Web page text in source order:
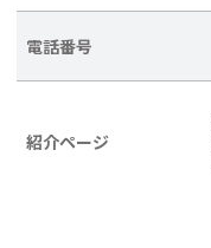
電話番号
紹介ページ